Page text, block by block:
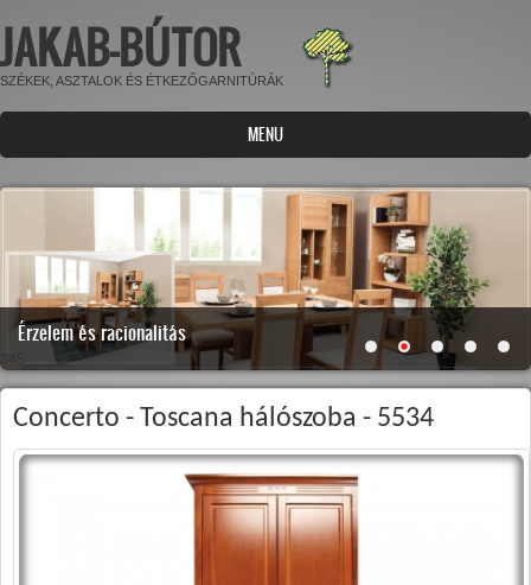
Ugrás a tartalomra
JAKAB-BÚTOR
SZÉKEK, ASZTALOK ÉS ÉTKEZŐGARNITÚRÁK
MENU
Érzelem és racionalitás
Concerto - Toscana hálószoba - 5534